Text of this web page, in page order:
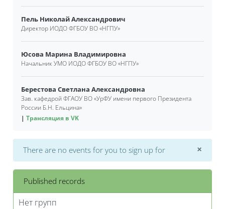
Пель Николай Александрович
Директор ИОДО ФГБОУ ВО«НГПУ»
Юсова Марина Владимировна
Начальник УМО ИОДО ФГБОУ ВО«НГПУ»
Берестова Светлана Александровна
Зав. кафедрой ФГАОУ ВО«УрФУ имени первого Президента
России Б.Н. Ельцина»
Трансляция в VK
There are no events for you to sign up for ×
Published records
Нет групп